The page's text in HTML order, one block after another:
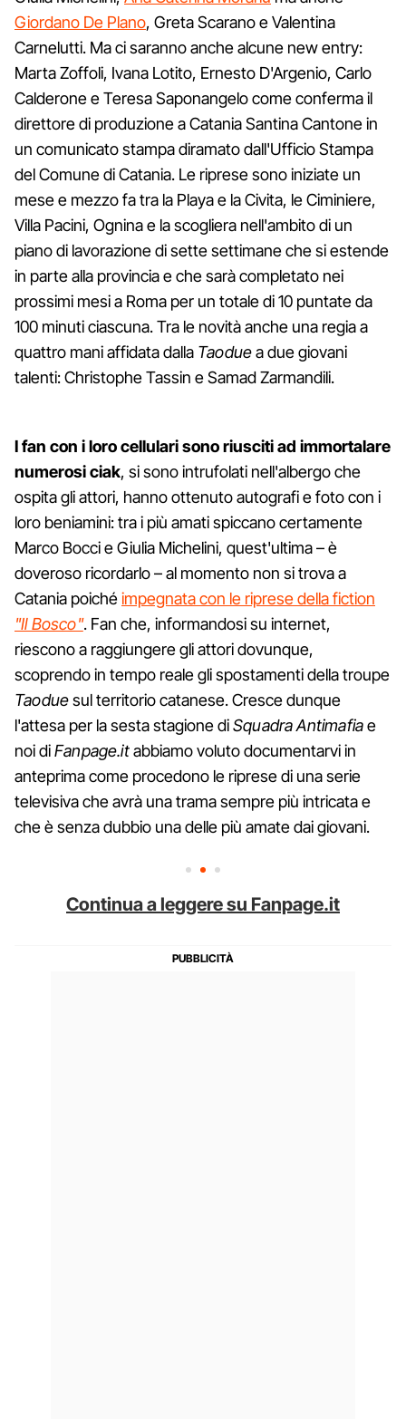
Giordano De Plano, Greta Scarano e Valentina
Carnelutti. Ma ci saranno anche alcune new entry:
Marta Zoffoli, Ivana Lotito, Ernesto D'Argenio, Carlo
Calderone e Teresa Saponangelo come conferma il
direttore di produzione a Catania Santina Cantone in
un comunicato stampa diramato dall'Ufficio Stampa
del Comune di Catania. Le riprese sono iniziate un
mese e mezzo fa tra la Playa e la Civita, le Ciminiere,
Villa Pacini, Ognina e la scogliera nell'ambito di un
piano di lavorazione di sette settimane che si estende
in parte alla provincia e che sarà completato nei
prossimi mesi a Roma per un totale di 10 puntate da
100 minuti ciascuna. Tra le novità anche una regia a
quattro mani affidata dalla Taoduea due giovani
talenti: Christophe Tassin e Samad Zarmandili.
I fan con i loro cellulari sono riusciti ad immortalare
numerosiciak, si sono intrufolati nell'albergo che
ospita gli attori, hanno ottenuto autografi e foto con i
loro beniamini: tra i più amati spiccano certamente
Marco Bocci e Giulia Michelini, quest'ultima – è
doveroso ricordarlo – al momento non si trova a
Catania poichéimpegnata con le riprese della fiction
"Il Bosco". Fan che, informandosi su internet,
riescono a raggiungere gli attori dovunque,
scoprendo in tempo reale gli spostamenti della troupe
Taoduesul territorio catanese. Cresce dunque
l'attesa per la sesta stagione diSquadra Antimafiae
noi diFanpage.itabbiamo voluto documentarvi in
anteprima come procedono le riprese di una serie
televisiva che avrà una trama sempre più intricata e
che è senza dubbio una delle più amate dai giovani.
Continua a leggere su Fanpage.it